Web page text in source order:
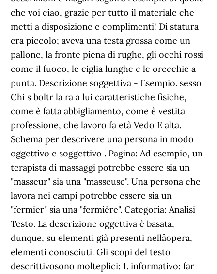
che voi ciao, grazie per tutto il materiale che
metti a disposizione e complimenti! Di statura
era piccolo; aveva una testa grossa come un
pallone, la fronte piena di rughe, gli occhi rossi
come il fuoco, le ciglia lunghe e le orecchie a
punta. Descrizione soggettiva - Esempio. sesso
Chi s boltr la ra a lui caratteristiche fisiche,
come è fatta abbigliamento, come è vestita
professione, che lavoro fa età Vedo E alta.
Schema per descrivere una persona in modo
oggettivo e soggettivo . Pagina: Ad esempio, un
terapista di massaggi potrebbe essere sia un
"masseur" sia una "masseuse". Una persona che
lavora nei campi potrebbe essere sia un
"fermier" sia una "fermière". Categoria: Analisi
Testo. La descrizione oggettiva è basata,
dunque, su elementi già presenti nellâopera,
elementi conosciuti. Gli scopi del testo
descrittivosono molteplici: 1. informativo: far